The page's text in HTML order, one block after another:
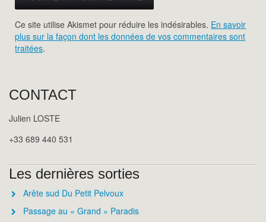
Ce site utilise Akismet pour réduire les indésirables. En savoir
plus sur la façon dont les données de vos commentaires sont
traitées.
CONTACT
Julien LOSTE
+33 689 440 531
Les dernières sorties
Arête sud Du Petit Pelvoux
Passage au « Grand » Paradis